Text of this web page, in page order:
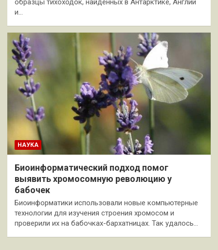
образцы тихоходок, найденных в Антарктике, Англии
и…
НАУКА
Биоинформатический подход помог
выявить хромосомную революцию у
бабочек
Биоинформатики использовали новые компьютерные
технологии для изучения строения хромосом и
проверили их на бабочках-бархатницах. Так удалось…